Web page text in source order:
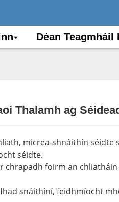
Déan Teagmháil
Thalamh ag
micrea-shnáithín séidte
séidte.
chrapadh foirm an
snáithíní, feidhmíocht